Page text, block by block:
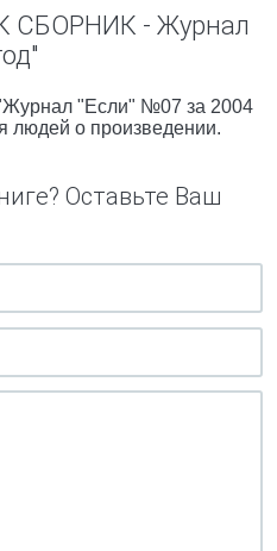
СБОРНИК - Журнал
"Если" №07 за 2004
людей о произведении.
Оставьте Ваш